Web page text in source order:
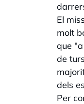
El
molt
que
de
dels
Per